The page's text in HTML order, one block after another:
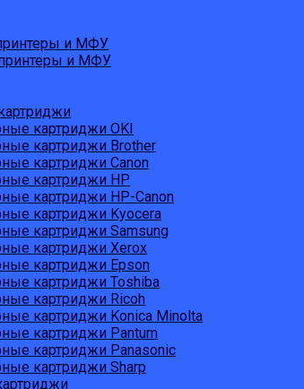
и МФУ
и МФУ
картриджи OKI
картриджи Brother
картриджи Canon
картриджи HP
картриджи HP-Canon
картриджи Kyocera
картриджи Samsung
картриджи Xerox
картриджи Epson
картриджи Toshiba
картриджи Ricoh
картриджи Konica Minolta
картриджи Pantum
картриджи Panasonic
картриджи Sharp